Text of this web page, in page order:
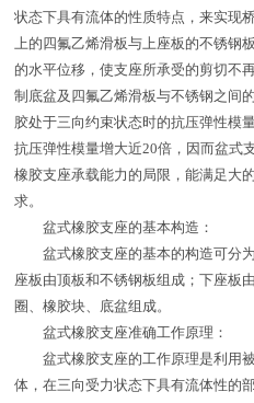
状态下具有流体的性质特点，来实现
上的四氟乙烯滑板与上座板的不锈钢
的水平位移，使支座所承受的剪切不
制底盆及四氟乙烯滑板与不锈钢之间
胶处于三向约束状态时的抗压弹性模
抗压弹性模量增大近20倍，因而盆式
橡胶支座承载能力的局限，能满足大
求。
盆式橡胶支座的基本构造：
盆式橡胶支座的基本的构造可分为
座板由顶板和不锈钢板组成；下座板
圈、橡胶块、底盆组成。
盆式橡胶支座准确工作原理：
盆式橡胶支座的工作原理是利用被
体，在三向受力状态下具有流体性的